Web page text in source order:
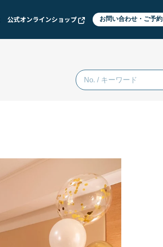
公式オンラインショップ お問い合わせ・ご予約